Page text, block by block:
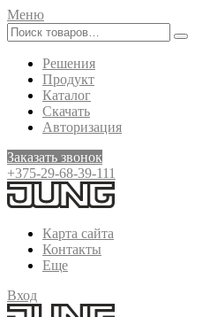
Меню
Решения
Продукт
Каталог
Скачать
Авторизация
Заказать звонок
+375-29-68-39-111
Карта сайта
Контакты
Еще
Вход